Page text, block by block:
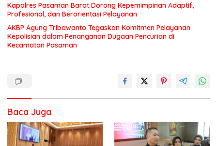
Kapolres Pasaman Barat Dorong Kepemimpinan Adaptif,
Profesional, dan Berorientasi Pelayanan
AKBP Agung Tribawanto Tegaskan Komitmen Pelayanan
Kepolisian dalam Penanganan Dugaan Pencurian di
Kecamatan Pasaman
Baca Juga